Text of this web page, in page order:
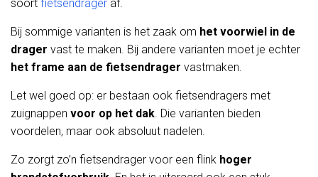
soort fietsendrager af.
Bij sommige varianten is het zaak om het voorwiel in de
drager vast te maken. Bij andere varianten moet je echter
het frame aan de fietsendrager vastmaken.
Let wel goed op: er bestaan ook fietsendragers met
zuignappen voor op het dak. Die varianten bieden
voordelen, maar ook absoluut nadelen.
Zo zorgt zo’n fietsendrager voor een flink hoger